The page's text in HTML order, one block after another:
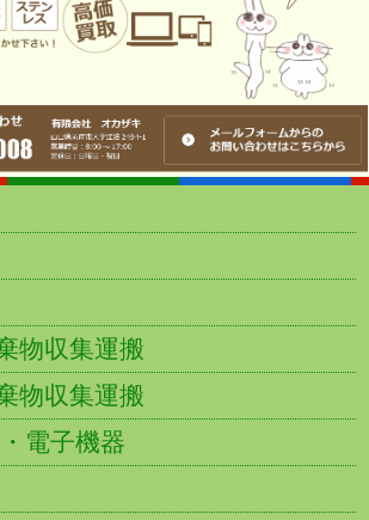
物収集運搬
物収集運搬
電子機器